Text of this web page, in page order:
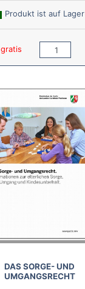
Produkt ist auf Lager
gratis Anzahl:
DAS SORGE- UND
UMGANGSRECHT